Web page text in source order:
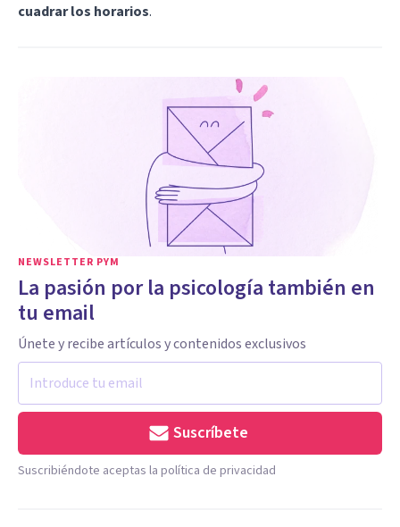
cuadrar los horarios.
NEWSLETTER PYM
La pasión por la psicología también en
tu email
Únete y recibe artículos y contenidos exclusivos
Suscríbete
Suscribiéndote aceptas la política de privacidad